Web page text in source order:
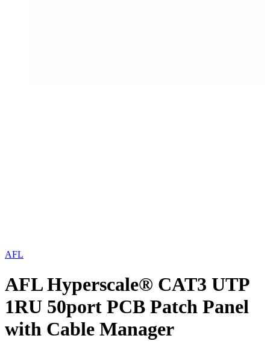
AFL
AFL Hyperscale® CAT3 UTP
1RU 50port PCB Patch Panel
with Cable Manager